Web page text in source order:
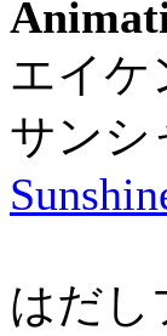
エイケ
サンシ
はだし